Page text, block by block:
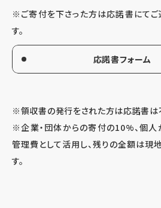
※ご寄付を下さった方は応諾書にて
す。
応諾書フォーム
※領収書の発行をされた方は応諾書は
※企業・団体からの寄付の10%、個
管理費として活用し、残りの全額は現
す。